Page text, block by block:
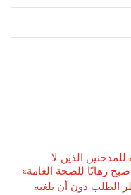
الذين لا
رهانًا للصحة العامة»
الطلب دون أن يلغيه